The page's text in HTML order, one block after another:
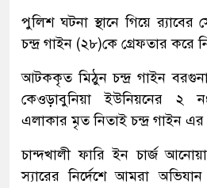
পুলিশ ঘটনা স্থানে গিয়ে র‍্যাবের
চন্দ্র গাইন (২৮)কে গ্রেফতার করে
আটককৃত মিঠুন চন্দ্র গাইন
কেওড়াবুনিয়া ইউনিয়নের ২
এলাকার মৃত নিতাই চন্দ্র গাইন এর
চান্দখালী ফারি ইন চার্জ
স্যারের নির্দেশে আমরা